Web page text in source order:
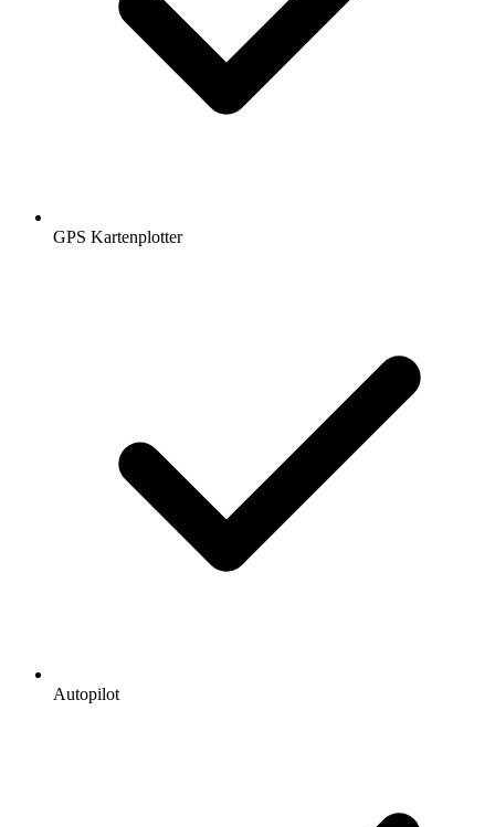
GPS Kartenplotter
Autopilot